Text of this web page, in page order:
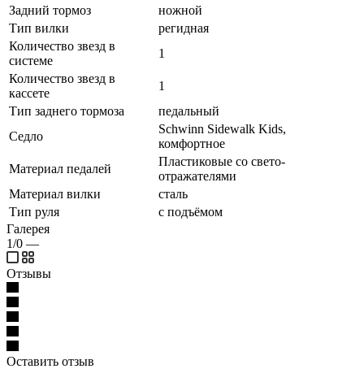
Задний тормоз
ножной
Тип вилки
регидная
Количество звезд в
системе
1
Количество звезд в
кассете
1
Тип заднего тормоза
педальный
Седло
Schwinn Sidewalk Kids,
комфортное
Материал педалей
Пластиковые со свето-
отражателями
Материал вилки
сталь
Тип руля
с подъёмом
Галерея
1/0 —
Отзывы
Оставить отзыв